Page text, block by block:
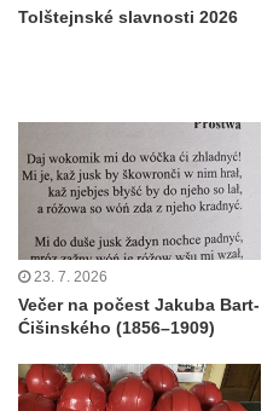
Tolštejnské slavnosti 2026
23. 7. 2026
Večer na počest Jakuba Bart-
Ćišinského (1856–1909)